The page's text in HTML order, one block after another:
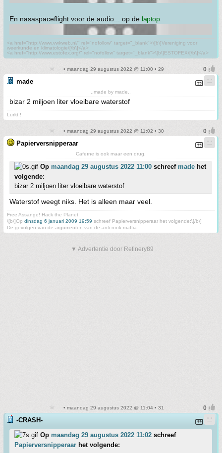
En nasaspaceflight voor de audio... op de laptop
<a href="http://www.vwkweb.nl/" rel="nofollow" target="_blank">\[b\]Vereniging voor
weerkunde en klimatologie\[/b\]</a>
<a href="http://www.estofex.org/" rel="nofollow" target="_blank">\[b\]ESTOFEX\[/b\]</a>
• maandag 29 augustus 2022 @ 11:00 • 29
made
..made by made..
bizar 2 miljoen liter vloeibare waterstof
Lurkt !
• maandag 29 augustus 2022 @ 11:02 • 30
Papierversnipperaar
Cafeïne is ook maar een drug.
Op maandag 29 augustus 2022 11:00 schreef made het
volgende:
bizar 2 miljoen liter vloeibare waterstof
Waterstof weegt niks. Het is alleen maar veel.
Free Assange! Hack the Planet
\[b\]Op dinsdag 6 januari 2009 19:59 schreef Papierversnipperaar het volgende:\[/b\]
De gevolgen van de argumenten van de anti-rook maffia
▼ Advertentie door Refinery89
• maandag 29 augustus 2022 @ 11:04 • 31
-CRASH-
Op maandag 29 augustus 2022 11:02 schreef
Papierversnipperaar het volgende: